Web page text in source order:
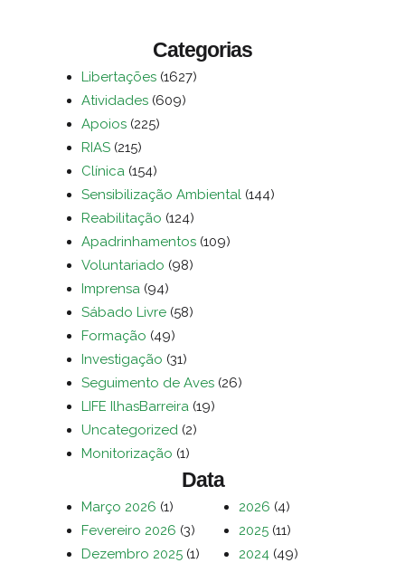
Categorias
Libertações (1627)
Atividades (609)
Apoios (225)
RIAS (215)
Clínica (154)
Sensibilização Ambiental (144)
Reabilitação (124)
Apadrinhamentos (109)
Voluntariado (98)
Imprensa (94)
Sábado Livre (58)
Formação (49)
Investigação (31)
Seguimento de Aves (26)
LIFE IlhasBarreira (19)
Uncategorized (2)
Monitorização (1)
Data
Março 2026 (1)
Fevereiro 2026 (3)
Dezembro 2025 (1)
2026 (4)
2025 (11)
2024 (49)